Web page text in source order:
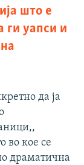
што е
ги уапси и
да ја
во кое се
драматична